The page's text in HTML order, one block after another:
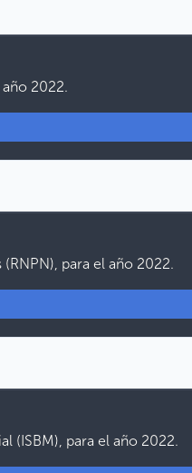
2022.
para el año 2022.
(ISBM), para el año 2022.